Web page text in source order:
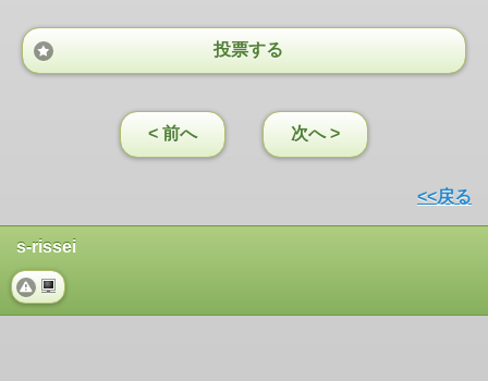
投票する
< 前へ 次へ >
<<戻る
s-rissei